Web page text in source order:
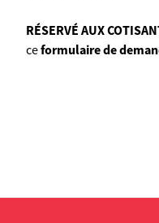
RÉSERVÉ AUX
ceformulaire de